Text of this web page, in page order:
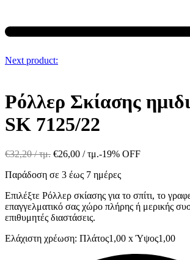
Next product:
Ρόλλερ Σκίασης
SK 7125/22
€32,20/ τμ. €26,00 / τμ.-19% OFF
Παράδοση σε 3 έως 7 ημέρες
Επιλέξτε Ρόλλερ σκίασης για το σπίτι, το
επαγγελματικό σας χώρο πλήρης ή μερικής
επιθυμητές διαστάσεις.
Ελάχιστη χρέωση: Πλάτος1,00 x Ύψος1,00